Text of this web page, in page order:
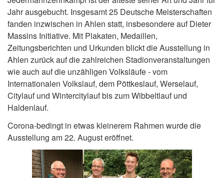
Jahr ausgebucht. Insgesamt 25 Deutsche Meisterschaften
fanden inzwischen in Ahlen statt, insbesondere auf Dieter
Massins Initiative. Mit Plakaten, Medaillen,
Zeitungsberichten und Urkunden blickt die Ausstellung in
Ahlen zurück auf die zahlreichen Stadionveranstaltungen
wie auch auf die unzähligen Volksläufe - vom
Internationalen Volkslauf, dem Pöttkeslauf, Werselauf,
Citylauf und Wintercitylauf bis zum Wibbeltlauf und
Haldenlauf.
Corona-bedingt in etwas kleinerem Rahmen wurde die
Ausstellung am 22. August eröffnet.